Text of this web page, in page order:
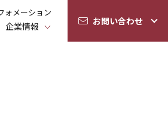
ォメーション
企業情報 お問い合わせ